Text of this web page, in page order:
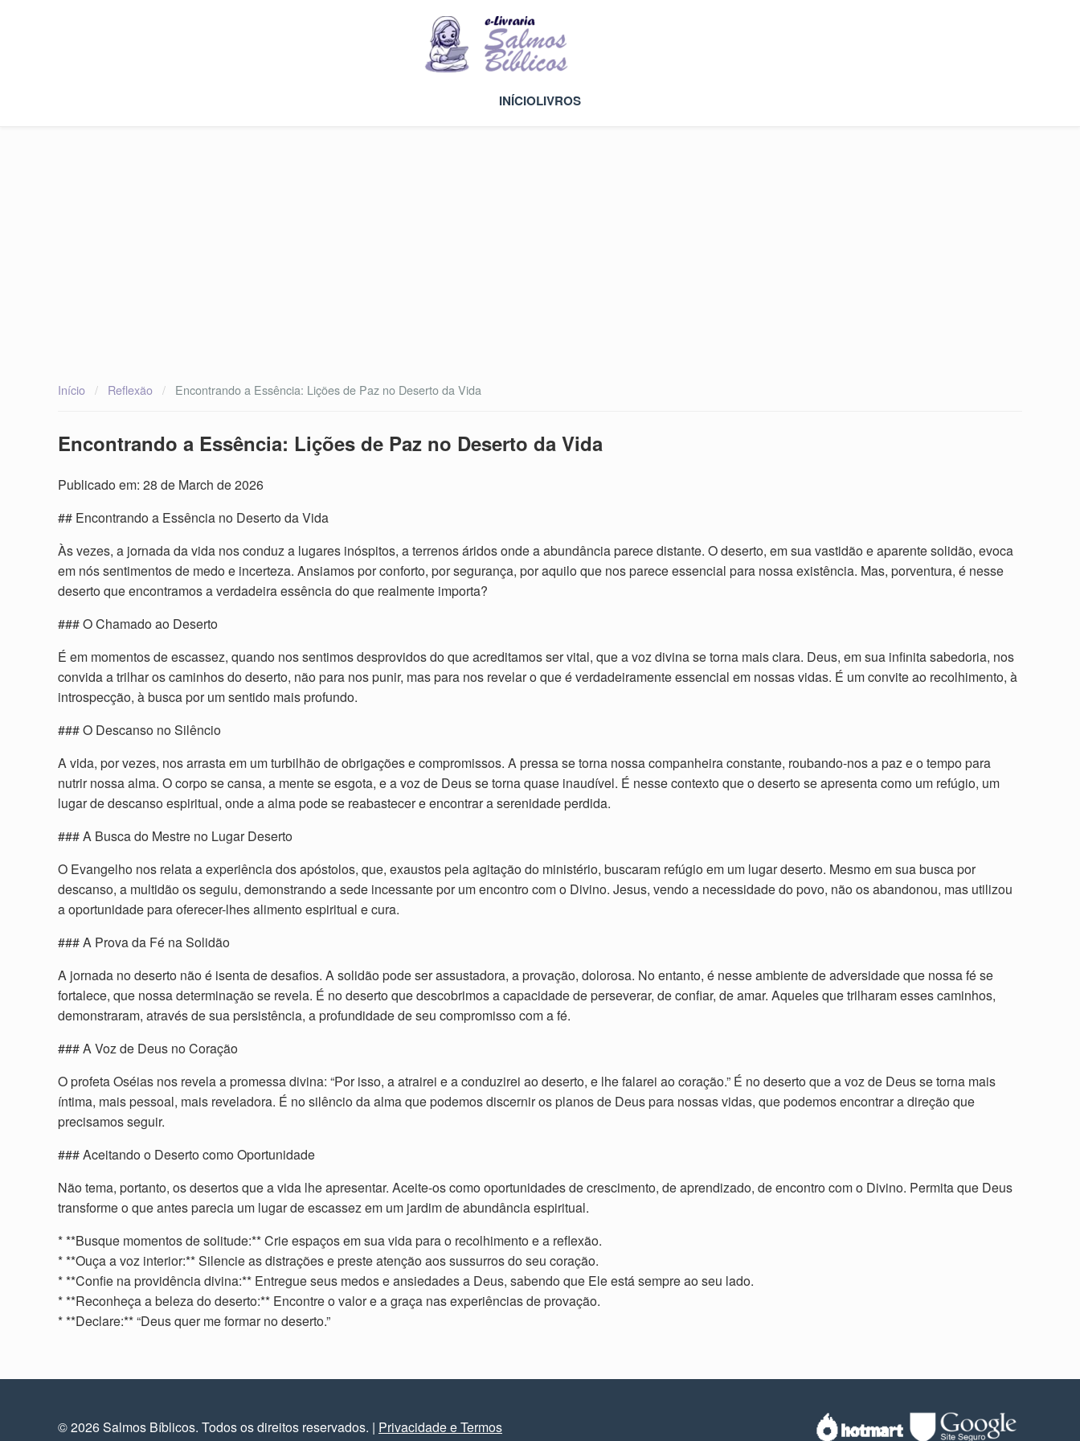
INÍCIOLIVROS
Início / Reflexão / Encontrando a Essência: Lições de Paz no Deserto da Vida
Encontrando a Essência: Lições de Paz no Deserto da Vida
Publicado em: 28 de March de 2026
## Encontrando a Essência no Deserto da Vida
Às vezes, a jornada da vida nos conduz a lugares inóspitos, a terrenos áridos onde a abundância parece distante. O deserto, em sua vastidão e aparente solidão, evoca
em nós sentimentos de medo e incerteza. Ansiamos por conforto, por segurança, por aquilo que nos parece essencial para nossa existência. Mas, porventura, é nesse
deserto que encontramos a verdadeira essência do que realmente importa?
### O Chamado ao Deserto
É em momentos de escassez, quando nos sentimos desprovidos do que acreditamos ser vital, que a voz divina se torna mais clara. Deus, em sua infinita sabedoria, nos
convida a trilhar os caminhos do deserto, não para nos punir, mas para nos revelar o que é verdadeiramente essencial em nossas vidas. É um convite ao recolhimento, à
introspecção, à busca por um sentido mais profundo.
### O Descanso no Silêncio
A vida, por vezes, nos arrasta em um turbilhão de obrigações e compromissos. A pressa se torna nossa companheira constante, roubando-nos a paz e o tempo para
nutrir nossa alma. O corpo se cansa, a mente se esgota, e a voz de Deus se torna quase inaudível. É nesse contexto que o deserto se apresenta como um refúgio, um
lugar de descanso espiritual, onde a alma pode se reabastecer e encontrar a serenidade perdida.
### A Busca do Mestre no Lugar Deserto
O Evangelho nos relata a experiência dos apóstolos, que, exaustos pela agitação do ministério, buscaram refúgio em um lugar deserto. Mesmo em sua busca por
descanso, a multidão os seguiu, demonstrando a sede incessante por um encontro com o Divino. Jesus, vendo a necessidade do povo, não os abandonou, mas utilizou
a oportunidade para oferecer-lhes alimento espiritual e cura.
### A Prova da Fé na Solidão
A jornada no deserto não é isenta de desafios. A solidão pode ser assustadora, a provação, dolorosa. No entanto, é nesse ambiente de adversidade que nossa fé se
fortalece, que nossa determinação se revela. É no deserto que descobrimos a capacidade de perseverar, de confiar, de amar. Aqueles que trilharam esses caminhos,
demonstraram, através de sua persistência, a profundidade de seu compromisso com a fé.
### A Voz de Deus no Coração
O profeta Oséias nos revela a promessa divina: “Por isso, a atrairei e a conduzirei ao deserto, e lhe falarei ao coração.” É no deserto que a voz de Deus se torna mais
íntima, mais pessoal, mais reveladora. É no silêncio da alma que podemos discernir os planos de Deus para nossas vidas, que podemos encontrar a direção que
precisamos seguir.
### Aceitando o Deserto como Oportunidade
Não tema, portanto, os desertos que a vida lhe apresentar. Aceite-os como oportunidades de crescimento, de aprendizado, de encontro com o Divino. Permita que Deus
transforme o que antes parecia um lugar de escassez em um jardim de abundância espiritual.
* **Busque momentos de solitude:** Crie espaços em sua vida para o recolhimento e a reflexão.
* **Ouça a voz interior:** Silencie as distrações e preste atenção aos sussurros do seu coração.
* **Confie na providência divina:** Entregue seus medos e ansiedades a Deus, sabendo que Ele está sempre ao seu lado.
* **Reconheça a beleza do deserto:** Encontre o valor e a graça nas experiências de provação.
* **Declare:** “Deus quer me formar no deserto.”
© 2026 Salmos Bíblicos. Todos os direitos reservados. | Privacidade e Termos